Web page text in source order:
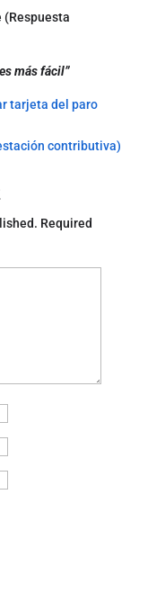
(Respuesta
más fácil”
tarjeta del paro
contributiva)
Required